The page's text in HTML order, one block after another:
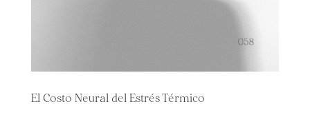
El Costo Neural del Estrés Térmico